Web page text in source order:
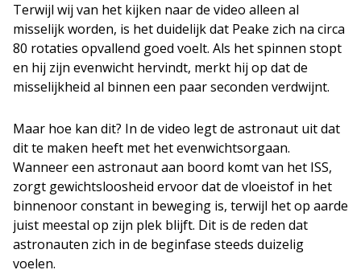
Terwijl wij van het kijken naar de video alleen al
misselijk worden, is het duidelijk dat Peake zich na circa
80 rotaties opvallend goed voelt. Als het spinnen stopt
en hij zijn evenwicht hervindt, merkt hij op dat de
misselijkheid al binnen een paar seconden verdwijnt.
Maar hoe kan dit? In de video legt de astronaut uit dat
dit te maken heeft met het evenwichtsorgaan.
Wanneer een astronaut aan boord komt van het ISS,
zorgt gewichtsloosheid ervoor dat de vloeistof in het
binnenoor constant in beweging is, terwijl het op aarde
juist meestal op zijn plek blijft. Dit is de reden dat
astronauten zich in de beginfase steeds duizelig
voelen.